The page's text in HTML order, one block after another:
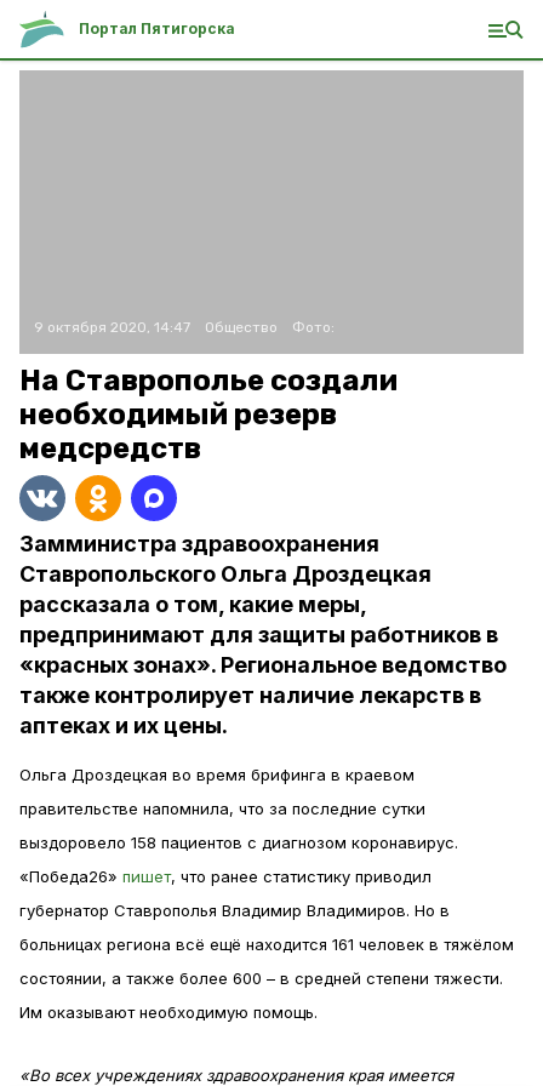
Портал Пятигорска
9 октября 2020, 14:47 Общество Фото:
На Ставрополье создали
необходимый резерв
медсредств
Замминистра здравоохранения
Ставропольского Ольга Дроздецкая
рассказала о том, какие меры,
предпринимают для защиты работников в
«красных зонах». Региональное ведомство
также контролирует наличие лекарств в
аптеках и их цены.
Ольга Дроздецкая во время брифинга в краевом
правительстве напомнила, что за последние сутки
выздоровело 158 пациентов с диагнозом коронавирус.
«Победа26» пишет, что ранее статистику приводил
губернатор Ставрополья Владимир Владимиров. Но в
больницах региона всё ещё находится 161 человек в тяжёлом
состоянии, а также более 600 – в средней степени тяжести.
Им оказывают необходимую помощь.
«Во всех учреждениях здравоохранения края имеется